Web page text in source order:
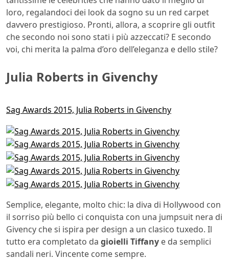
loro, regalandoci dei look da sogno su un red carpet
davvero prestigioso. Pronti, allora, a scoprire gli outfit
che secondo noi sono stati i più azzeccati? E secondo
voi, chi merita la palma d’oro dell’eleganza e dello stile?
Julia Roberts in Givenchy
Sag Awards 2015, Julia Roberts in Givenchy
Semplice, elegante, molto chic: la diva di Hollywood con
il sorriso più bello ci conquista con una jumpsuit nera di
Givency che si ispira per design a un clasico tuxedo. Il
tutto era completato da gioielli Tiffany e da semplici
sandali neri. Vincente come sempre.